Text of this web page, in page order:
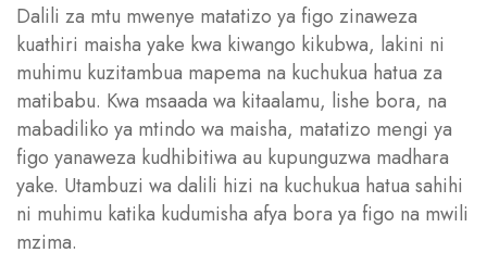
Dalili za mtu mwenye matatizo ya figo zinaweza
kuathiri maisha yake kwa kiwango kikubwa, lakini ni
muhimu kuzitambua mapema na kuchukua hatua za
matibabu. Kwa msaada wa kitaalamu, lishe bora, na
mabadiliko ya mtindo wa maisha, matatizo mengi ya
figo yanaweza kudhibitiwa au kupunguzwa madhara
yake. Utambuzi wa dalili hizi na kuchukua hatua sahihi
ni muhimu katika kudumisha afya bora ya figo na mwili
mzima.